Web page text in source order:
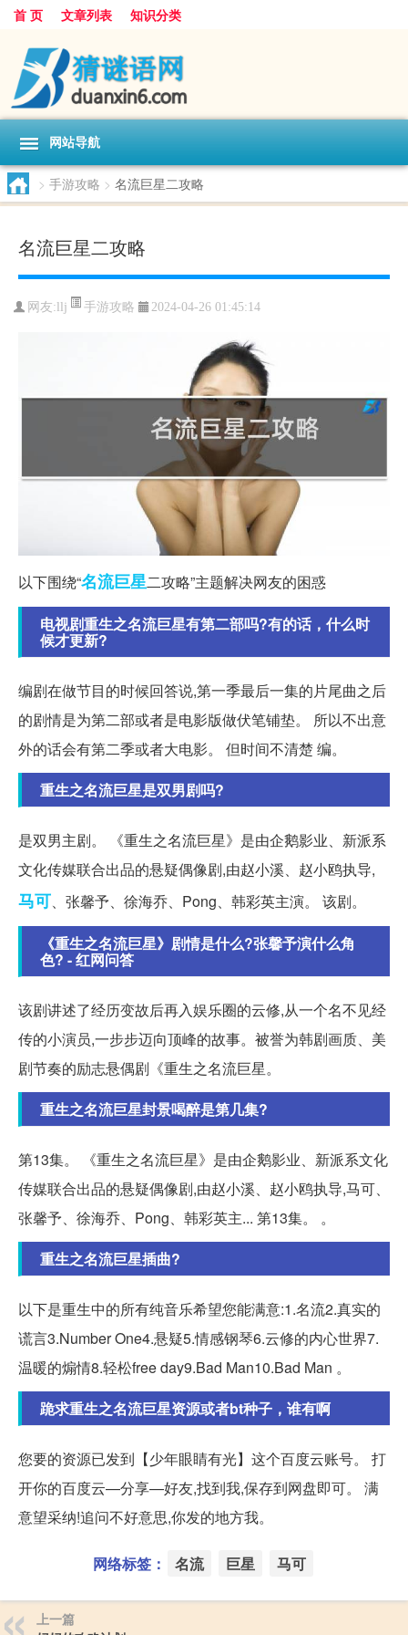
首 页 文章列表 知识分类
网站导航
> 手游攻略 > 名流巨星二攻略
名流巨星二攻略
网友: llj 手游攻略 2024-04-26 01:45:14
以下围绕“名流巨星二攻略”主题解决网友的困惑
电视剧重生之名流巨星有第二部吗?有的话，什么时
候才更新?
编剧在做节目的时候回答说,第一季最后一集的片尾曲之后
的剧情是为第二部或者是电影版做伏笔铺垫。 所以不出意
外的话会有第二季或者大电影。 但时间不清楚 编。
重生之名流巨星是双男剧吗?
是双男主剧。 《重生之名流巨星》是由企鹅影业、新派系
文化传媒联合出品的悬疑偶像剧,由赵小溪、赵小鸥执导,
马可、张馨予、徐海乔、Pong、韩彩英主演。 该剧。
《重生之名流巨星》剧情是什么?张馨予演什么角
色? - 红网问答
该剧讲述了经历变故后再入娱乐圈的云修,从一个名不见经
传的小演员,一步步迈向顶峰的故事。被誉为韩剧画质、美
剧节奏的励志悬偶剧《重生之名流巨星。
重生之名流巨星封景喝醉是第几集?
第13集。 《重生之名流巨星》是由企鹅影业、新派系文化
传媒联合出品的悬疑偶像剧,由赵小溪、赵小鸥执导,马可、
张馨予、徐海乔、Pong、韩彩英主... 第13集。 。
重生之名流巨星插曲?
以下是重生中的所有纯音乐希望您能满意:1.名流2.真实的
谎言3.Number One4.悬疑5.情感钢琴6.云修的内心世界7.
温暖的煽情8.轻松free day9.Bad Man10.Bad Man 。
跪求重生之名流巨星资源或者bt种子，谁有啊
您要的资源已发到【少年眼睛有光】这个百度云账号。 打
开你的百度云—分享—好友,找到我,保存到网盘即可。 满
意望采纳!追问不好意思,你发的地方我。
网络标签： 名流 巨星 马可
上一篇